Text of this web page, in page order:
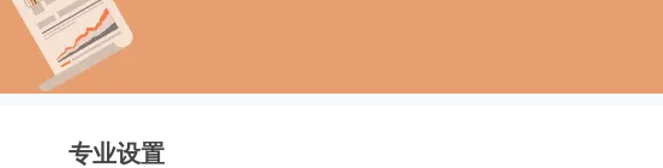
专业设置